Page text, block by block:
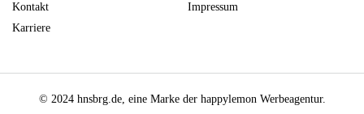
Kontakt
Karriere
Impressum
© 2024 hnsbrg.de, eine Marke der happylemon Werbeagentur.